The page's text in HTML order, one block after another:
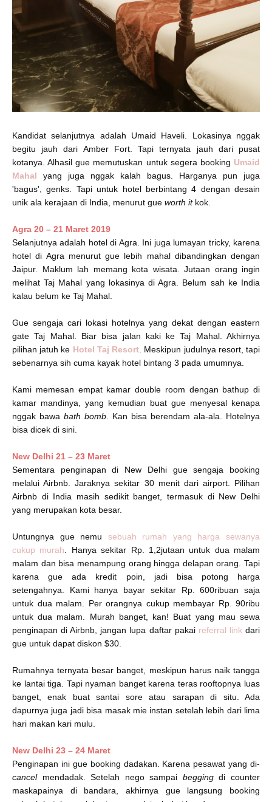
Kandidat selanjutnya adalah Umaid Haveli. Lokasinya nggak
begitu jauh dari Amber Fort. Tapi ternyata jauh dari pusat
kotanya. Alhasil gue memutuskan untuk segera booking Umaid
Mahal yang juga nggak kalah bagus. Harganya pun juga
'bagus', genks. Tapi untuk hotel berbintang 4 dengan desain
unik ala kerajaan di India, menurut gue worth itkok.
Agra 20 – 21 Maret 2019
Selanjutnya adalah hotel di Agra. Ini juga lumayan tricky, karena
hotel di Agra menurut gue lebih mahal dibandingkan dengan
Jaipur. Maklum lah memang kota wisata. Jutaan orang ingin
melihat Taj Mahal yang lokasinya di Agra. Belum sah ke India
kalau belum ke Taj Mahal.
Gue sengaja cari lokasi hotelnya yang dekat dengan eastern
gate Taj Mahal. Biar bisa jalan kaki ke Taj Mahal. Akhirnya
pilihan jatuh ke Hotel Taj Resort. Meskipun judulnya resort, tapi
sebenarnya sih cuma kayak hotel bintang 3 pada umumnya.
Kami memesan empat kamar double room dengan bathup di
kamar mandinya, yang kemudian buat gue menyesal kenapa
nggak bawa bath bomb. Kan bisa berendam ala-ala. Hotelnya
bisa dicek di sini.
New Delhi 21 – 23 Maret
Sementara penginapan di New Delhi gue sengaja booking
melalui Airbnb. Jaraknya sekitar 30 menit dari airport. Pilihan
Airbnb di India masih sedikit banget, termasuk di New Delhi
yang merupakan kota besar.
Untungnya gue nemu sebuah rumah yang harga sewanya
cukup murah. Hanya sekitar Rp. 1,2jutaan untuk dua malam
malam dan bisa menampung orang hingga delapan orang. Tapi
karena gueada kredit poin, jadi bisa potong harga
setengahnya. Kami hanya bayar sekitar Rp. 600ribuan saja
untuk dua malam. Per orangnya cukup membayar Rp. 90ribu
untuk dua malam. Murah banget, kan! Buat yang mau sewa
penginapan di Airbnb, jangan lupa daftar pakai referral linkdari
gue untuk dapat diskon $30.
Rumahnya ternyata besar banget, meskipun harus naik tangga
ke lantai tiga. Tapi nyaman banget karena teras rooftopnya luas
banget, enak buat santai sore atau sarapan di situ. Ada
dapurnya juga jadi bisa masak mie instan setelah lebih dari lima
hari makan kari mulu.
New Delhi 23 – 24 Maret
Penginapan ini gue booking dadakan. Karena pesawat yang di-
cancel mendadak. Setelah nego sampai beggingdi counter
maskapainya di bandara, akhirnya gue langsung booking